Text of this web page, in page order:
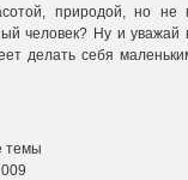
природой, но
человек? Ну и
делать себя
темы